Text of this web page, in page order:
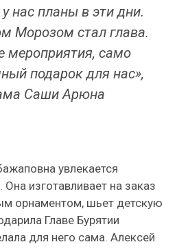
нас планы в эти дни.
Морозом стал глава.
мероприятия, само
подарок для нас»,
Саши Арюна
увлекается
изготавливает на заказ
орнаментом, шьет детскую
Главе Бурятии
для него сама. Алексей